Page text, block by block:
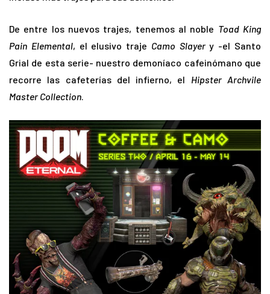
De entre los nuevos trajes, tenemos al noble Toad King
Pain Elemental, el elusivo traje Camo Slayery -el Santo
Grial de esta serie- nuestro demoníaco cafeinómano que
recorre las cafeterías del infierno, el Hipster Archvile
Master Collection.